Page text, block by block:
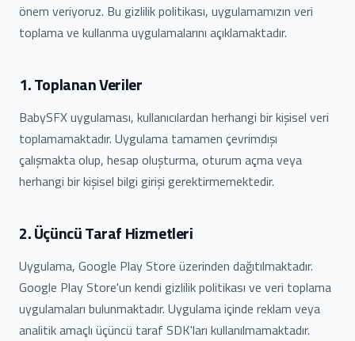
önem veriyoruz. Bu gizlilik politikası, uygulamamızın veri
toplama ve kullanma uygulamalarını açıklamaktadır.
1. Toplanan Veriler
BabySFX uygulaması, kullanıcılardan herhangi bir kişisel veri
toplamamaktadır. Uygulama tamamen çevrimdışı
çalışmakta olup, hesap oluşturma, oturum açma veya
herhangi bir kişisel bilgi girişi gerektirmemektedir.
2. Üçüncü Taraf Hizmetleri
Uygulama, Google Play Store üzerinden dağıtılmaktadır.
Google Play Store'un kendi gizlilik politikası ve veri toplama
uygulamaları bulunmaktadır. Uygulama içinde reklam veya
analitik amaçlı üçüncü taraf SDK'ları kullanılmamaktadır.